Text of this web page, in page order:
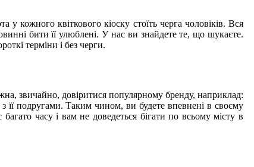
кожного квіткового кіоску стоїть черга чоловіків. Вся
бити її улюблені. У нас ви знайдете те, що шукаєте.
терміни і без черги.
звичайно, довіритися популярному бренду, наприклад:
подругами. Таким чином, ви будете впевнені в своєму
часу і вам не доведеться бігати по всьому місту в